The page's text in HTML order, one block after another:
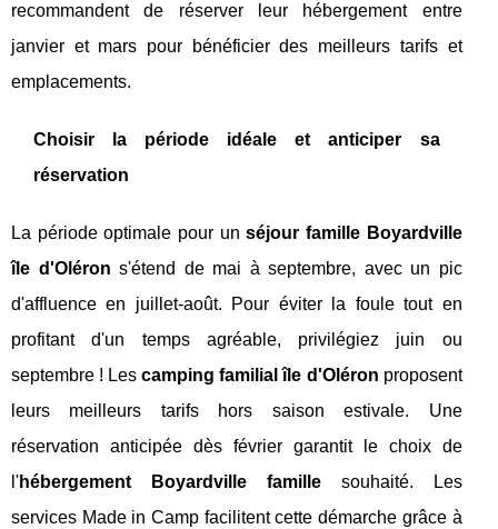
recommandent de réserver leur hébergement entre
janvier et mars pour bénéficier des meilleurs tarifs et
emplacements.
Choisir la période idéale et anticiper sa
réservation
La période optimale pour unséjour famille Boyardville
île d'Oléron s'étend de mai à septembre, avec un pic
d'affluence en juillet-août. Pour éviter la foule tout en
profitant d'un temps agréable, privilégiez juin ou
septembre ! Lescamping familial île d'Oléron proposent
leurs meilleurs tarifs hors saison estivale. Une
réservation anticipée dès février garantit le choix de
l'hébergement Boyardville famillesouhaité. Les
services Made in Camp facilitent cette démarche grâce à